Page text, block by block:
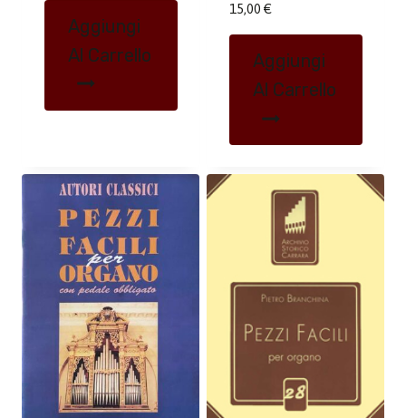
Aggiungi
Al Carrello
15,00 €
Aggiungi
Al Carrello